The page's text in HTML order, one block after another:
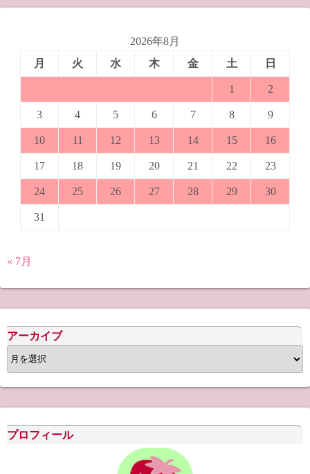
2026年8月
月
火 水 木 金 土 日
1 2
3 4 5 6 7 8 9
10 11 12 13 14 15 16
17 18 19 20 21 22 23
24 25 26 27 28 29 30
31
« 7月
アーカイブ
ア
ー
カ
イ
ブ
プロフィール